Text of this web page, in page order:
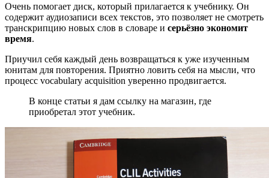
Очень помогает диск, который прилагается к учебнику. Он
содержит аудиозаписи всех текстов, это позволяет не смотреть
транскрипцию новых слов в словаре и серьёзно экономит
время.
Приучил себя каждый день возвращаться к уже изученным
юнитам для повторения. Приятно ловить себя на мысли, что
процесс vocabulary acquisition уверенно продвигается.
В конце статьи я дам ссылку на магазин, где
приобретал этот учебник.